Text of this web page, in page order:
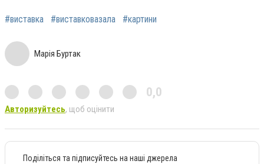
#виставка #виставковазала #картини
Марія Буртак
0,0
Авторизуйтесь, щоб оцінити
Поділіться та підписуйтесь на наші джерела